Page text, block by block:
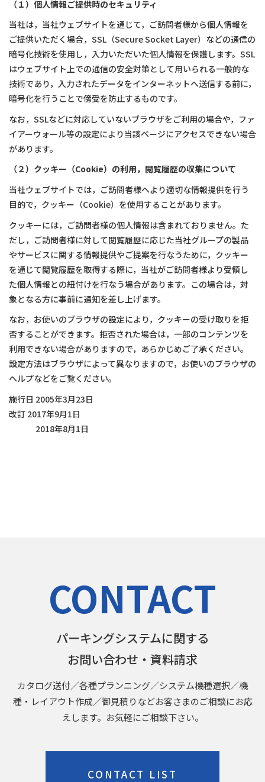
（１）個人情報ご提供時のセキュリティ
当社は，当社ウェブサイトを通じて，ご訪問者様から個人情報を
ご提供いただく場合，SSL（Secure Socket Layer）などの通信の
暗号化技術を使用し，入力いただいた個人情報を保護します。SSL
はウェブサイト上での通信の安全対策として用いられる一般的な
技術であり，入力されたデータをインターネットへ送信する前に，
暗号化を行うことで傍受を防止するものです。
なお，SSLなどに対応していないブラウザをご利用の場合や，ファ
イアーウォール等の設定により当該ページにアクセスできない場合
があります。
（２）クッキー（Cookie）の利用，閲覧履歴の収集について
当社ウェブサイトでは，ご訪問者様へより適切な情報提供を行う
目的で，クッキー（Cookie）を使用することがあります。
クッキーには，ご訪問者様の個人情報は含まれておりません。た
だし，ご訪問者様に対して閲覧履歴に応じた当社グループの製品
やサービスに関する情報提供やご提案を行なうために，クッキー
を通じて閲覧履歴を取得する際に，当社がご訪問者様より受領し
た個人情報との紐付けを行なう場合があります。この場合は，対
象となる方に事前に通知を差し上げます。
なお，お使いのブラウザの設定により，クッキーの受け取りを拒
否することができます。拒否された場合は，一部のコンテンツを
利用できない場合がありますので，あらかじめご了承ください。
設定方法はブラウザによって異なりますので，お使いのブラウザの
ヘルプなどをご覧ください。
施行日 2005年3月23日
改訂 2017年9月1日
2018年8月1日
CONTACT
パーキングシステムに関する
お問い合わせ・資料請求
カタログ送付／各種プランニング／システム機種選択／機
種・レイアウト作成／御見積りなどお客さまのご相談にお応
えします。お気軽にご相談下さい。
CONTACT LIST